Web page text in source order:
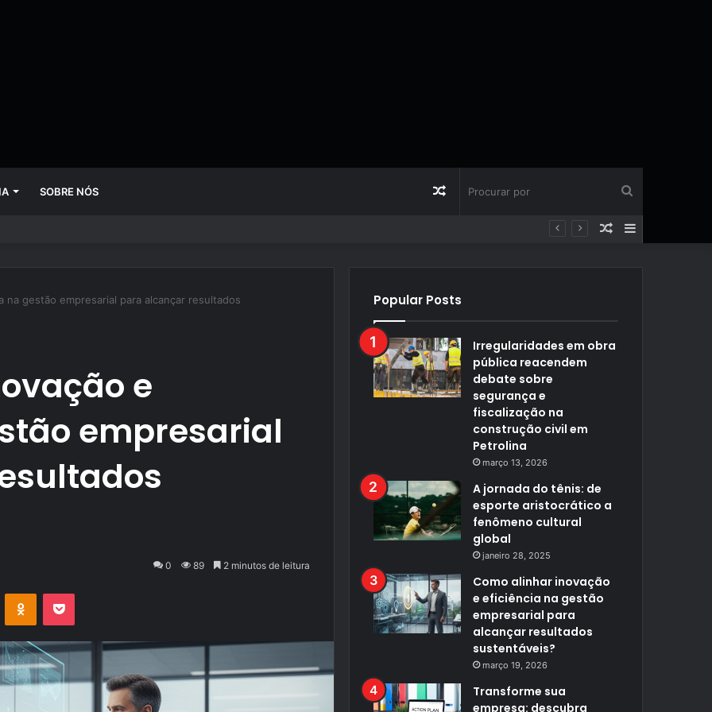
SOBRE NÓS
por
Artigo
empresas mais rápido do que gestores conseguem perceber
Barra
Artigo
na gestão empresarial para alcançar resultados
e
empresarial
0 89 2 minutos de leitura
OK Pocket
Popular Posts
Irregularidades em obra
pública reacendem
debate sobre
segurança e
fiscalização na
construção civil em
Petrolina
março 13, 2026
A jornada do tênis: de
esporte aristocrático a
fenômeno cultural
global
janeiro 28, 2025
Como alinhar inovação
e eficiência na gestão
empresarial para
alcançar resultados
sustentáveis?
março 19, 2026
Transforme sua
empresa: descubra